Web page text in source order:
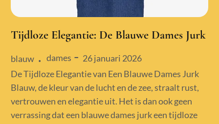
Tijdloze Elegantie: De Blauwe Dames Jurk
blauw dames
Posted
on
26 januari 2026
De Tijdloze Elegantie van Een Blauwe Dames Jurk
Blauw, de kleur van de lucht en de zee, straalt rust,
vertrouwen en elegantie uit. Het is dan ook geen
verrassing dat een blauwe dames jurk een tijdloze